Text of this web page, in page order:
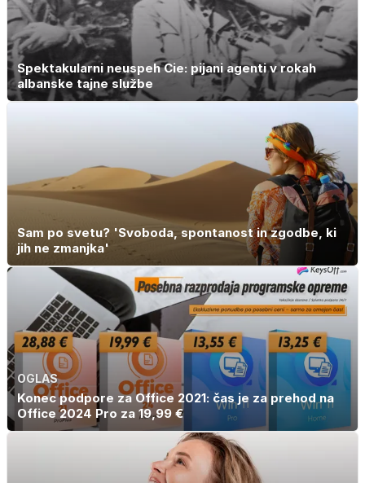
Spektakularni neuspeh Cie: pijani agenti v rokah
albanske tajne službe
Sam po svetu? 'Svoboda, spontanost in zgodbe, ki
jih ne zmanjka'
OGLAS
Konec podpore za Office 2021: čas je za prehod na
Office 2024 Pro za 19,99 €